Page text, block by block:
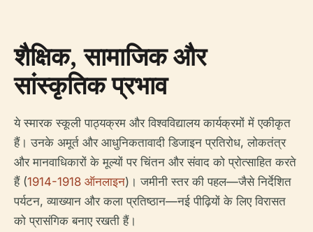
शैक्षिक, सामाजिक और
सांस्कृतिक प्रभाव
ये स्मारक स्कूली पाठ्यक्रम और विश्वविद्यालय कार्यक्रमों में एकीकृत
हैं। उनके अमूर्त और आधुनिकतावादी डिजाइन प्रतिरोध, लोकतंत्र
और मानवाधिकारों के मूल्यों पर चिंतन और संवाद को प्रोत्साहित करते
हैं (1914-1918 ऑनलाइन)। जमीनी स्तर की पहल—जैसे निर्देशित
पर्यटन, व्याख्यान और कला प्रतिष्ठान—नई पीढ़ियों के लिए विरासत
को प्रासंगिक बनाए रखती हैं।